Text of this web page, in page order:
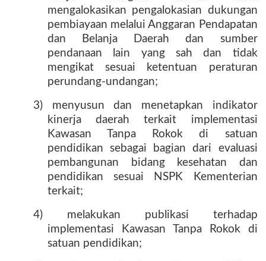
mengalokasikan pengalokasian dukungan
pembiayaan melalui Anggaran Pendapatan
dan Belanja Daerah dan sumber
pendanaan lain yang sah dan tidak
mengikat sesuai ketentuan peraturan
perundang-undangan;
3) menyusun dan menetapkan indikator
kinerja daerah terkait implementasi
Kawasan Tanpa Rokok di satuan
pendidikan sebagai bagian dari evaluasi
pembangunan bidang kesehatan dan
pendidikan sesuai NSPK Kementerian
terkait;
4) melakukan publikasi terhadap
implementasi Kawasan Tanpa Rokok di
satuan pendidikan;